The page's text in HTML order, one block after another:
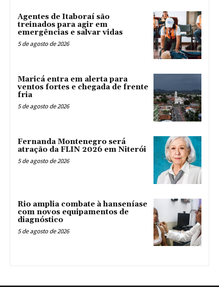
Agentes de Itaboraí são
treinados para agir em
emergências e salvar vidas
5 de agosto de 2026
Maricá entra em alerta para
ventos fortes e chegada de frente
fria
5 de agosto de 2026
Fernanda Montenegro será
atração da FLIN 2026 em Niterói
5 de agosto de 2026
Rio amplia combate à hanseníase
com novos equipamentos de
diagnóstico
5 de agosto de 2026